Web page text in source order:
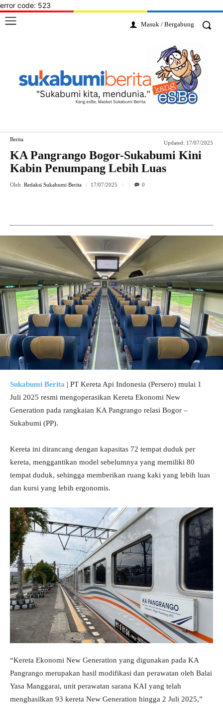
error code: 523
Masuk / Bergabung
Berita
Updated: 17/07/2025
KA Pangrango Bogor-Sukabumi Kini
Kabin Penumpang Lebih Luas
Oleh Redaksi Sukabumi Berita 17/07/2025 0
Sukabumi Berita | PT Kereta Api Indonesia (Persero) mulai 1
Juli 2025 resmi mengoperasikan Kereta Ekonomi New
Generation pada rangkaian KA Pangrango relasi Bogor –
Sukabumi (PP).
Kereta ini dirancang dengan kapasitas 72 tempat duduk per
kereta, menggantikan model sebelumnya yang memiliki 80
tempat duduk, sehingga memberikan ruang kaki yang lebih luas
dan kursi yang lebih ergonomis.
“Kereta Ekonomi New Generation yang digunakan pada KA
Pangrango merupakan hasil modifikasi dan perawatan oleh Balai
Yasa Manggarai, unit perawatan sarana KAI yang telah
menghasilkan 93 kereta New Generation hingga 2 Juli 2025,”